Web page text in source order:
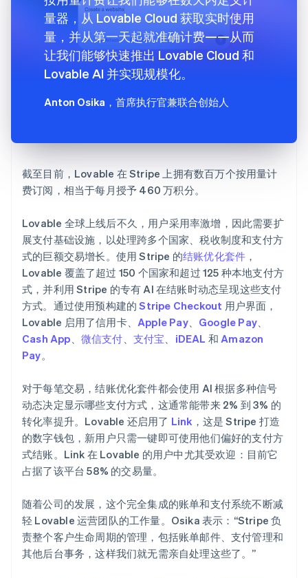
量器，从 Lovable Cloud 获取实时使用
量，并从第一天起就准确计费——从而
让我们能够快速推出 Lovable Cloud 和
Lovable AI 并实现规模化。
Anton Osika ，首席执行官兼联合创始人
截至目前，Lovable 在 Stripe 上拥有数百万个按用量计
费订阅，相当于每月授予 460 万积分。
Lovable 全球上线后不久，用户采用率激增，因此需要扩
展支付基础设施，以处理跨多个国家、税收制度和支付方
式的巨额交易增长。使用 Stripe 的结账优化套件 ，
Lovable 覆盖了超过 150 个国家和超过 125 种本地支付方
式，并利用 Stripe 的专有 AI 在结账时动态呈现这些支付
方式。通过使用预构建的Stripe Checkout 用户界面，
Lovable 启用了信用卡、 Apple Pay、 Google Pay
Cash App
微信支付 支付宝 iDEAL 和 Amazon
Pay。
对于每笔交易，结账优化套件都会使用 AI 根据多种信号
动态决定显示哪些支付方式，这通常能带来 2% 到 3% 的
转化率提升。Lovable 还启用了 Link ，这是 Stripe 打造
的数字钱包，新用户只需一键即可使用他们偏好的支付方
式结账。Link 在 Lovable 的用户中尤其受欢迎：目前它
占据了该平台 58% 的交易量。
随着公司的发展，这个完全集成的账单和支付系统不断减
轻 Lovable 运营团队的工作量。Osika 表示：“Stripe 负
责整个客户生命周期的管理，包括账单邮件、支付管理和
其他后台事务，这样我们就无需亲自处理这些了。”